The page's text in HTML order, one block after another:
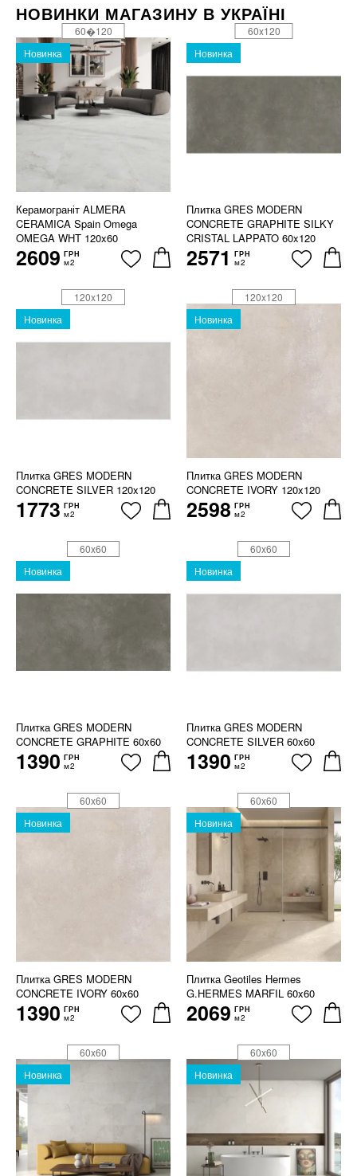
НОВИНКИ МАГАЗИНУ В УКРАЇНІ
Керамограніт ALMERA
CERAMICA Spain Omega
OMEGA WHT 120x60
2609 ГРН
м2
60�120
Новинка
Плитка GRES MODERN
CONCRETE GRAPHITE SILKY
CRISTAL LAPPATO 60x120
2571 ГРН
м2
60x120
Новинка
Плитка GRES MODERN
CONCRETE SILVER 120x120
1773 ГРН
м2
120x120
Новинка
Плитка GRES MODERN
CONCRETE IVORY 120x120
2598 ГРН
м2
120x120
Новинка
Плитка GRES MODERN
CONCRETE GRAPHITE 60x60
1390 ГРН
м2
60x60
Новинка
Плитка GRES MODERN
CONCRETE SILVER 60x60
1390 ГРН
м2
60x60
Новинка
Плитка GRES MODERN
CONCRETE IVORY 60x60
1390 ГРН
м2
60x60
Новинка
Плитка Geotiles Hermes
G.HERMES MARFIL 60x60
2069 ГРН
м2
60x60
Новинка
60x60
Новинка
60x60
Новинка